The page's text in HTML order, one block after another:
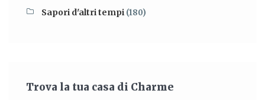
Sapori d'altri tempi (180)
Trova la tua casa di Charme